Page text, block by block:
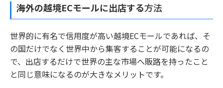
海外の越境ECモールに出店する方法
世界的に有名で信用度が高い越境ECモールであれば、そ
の国だけでなく世界中から集客することが可能になるの
で、出店するだけで世界の主な市場へ販路を持ったこと
と同じ意味になるのが大きなメリットです。